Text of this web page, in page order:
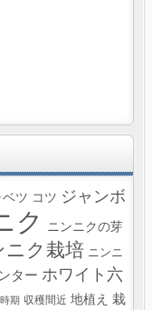
ベツ コツ ジャンボ
ク
ニンニクの芽
ニク栽培 ニンニ
ター ホワイト六
期 収穫間近 地植え 栽